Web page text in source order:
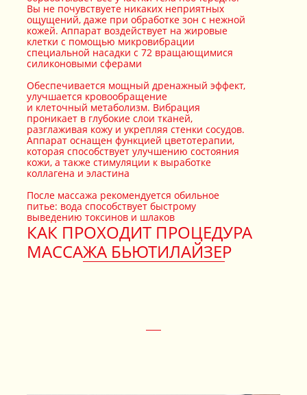
Вы не почувствуете никаких неприятных
ощущений, даже при обработке зон с нежной
кожей. Аппарат воздействует на жировые
клетки с помощью микровибрации
специальной насадки с 72 вращающимися
силиконовыми сферами
Обеспечивается мощный дренажный эффект,
улучшается кровообращение
и клеточный метаболизм. Вибрация
проникает в глубокие слои тканей,
разглаживая кожу и укрепляя стенки сосудов.
Аппарат оснащен функцией цветотерапии,
которая способствует улучшению состояния
кожи, а также стимуляции к выработке
коллагена и эластина
После массажа рекомендуется обильное
питье: вода способствует быстрому
выведению токсинов и шлаков
КАК ПРОХОДИТ ПРОЦЕДУРА
МАССАЖА БЬЮТИЛАЙЗЕР